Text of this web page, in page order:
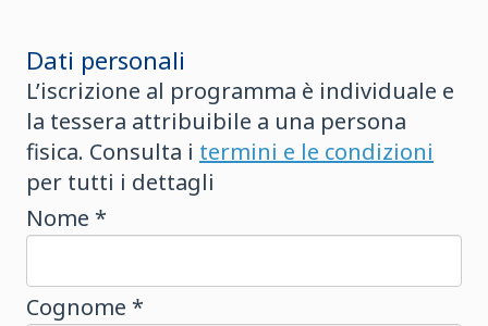
Dati personali
L’iscrizione al programma è individuale e
la tessera attribuibile a una persona
fisica. Consulta i termini e le condizioni
per tutti i dettagli
Nome *
Cognome *